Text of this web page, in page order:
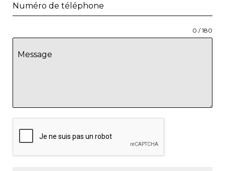
Numéro de téléphone
Message
0 / 180